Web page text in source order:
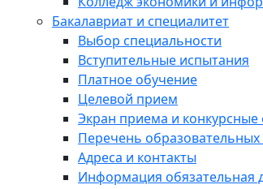
Бакалавриат и специалитет
Выбор специальности
Вступительные испытания
Платное обучение
Целевой прием
Экран приема и конкурсные
Перечень
Адреса и контакты
Информация обязательная